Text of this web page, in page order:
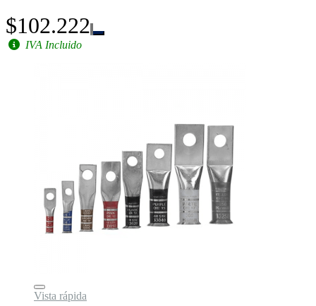
$102.222
IVA Incluido
Vista rápida